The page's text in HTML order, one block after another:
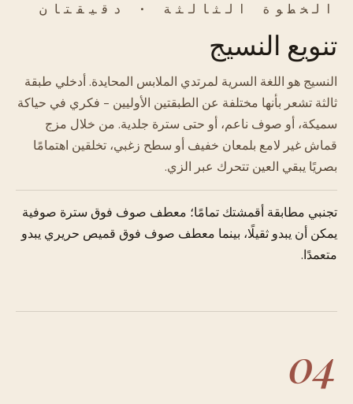
الخطوة الثالثة · دقيقتان
تنويع النسيج
النسيج هو اللغة السرية لمرتدي الملابس المحايدة. أدخلي طبقة
ثالثة تشعر بأنها مختلفة عن الطبقتين الأوليين - فكري في حياكة
سميكة، أو صوف ناعم، أو حتى سترة جلدية. من خلال مزج
قماش غير لامع بلمعان خفيف أو سطح زغبي، تخلقين اهتمامًا
بصريًا يبقي العين تتحرك عبر الزي.
تجنبي مطابقة أقمشتك تمامًا؛ معطف صوف فوق سترة صوفية
يمكن أن يبدو ثقيلًا، بينما معطف صوف فوق قميص حريري يبدو
متعمدًا.
04